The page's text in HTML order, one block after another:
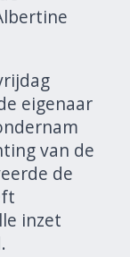
eigenaar
van de
de
inzet